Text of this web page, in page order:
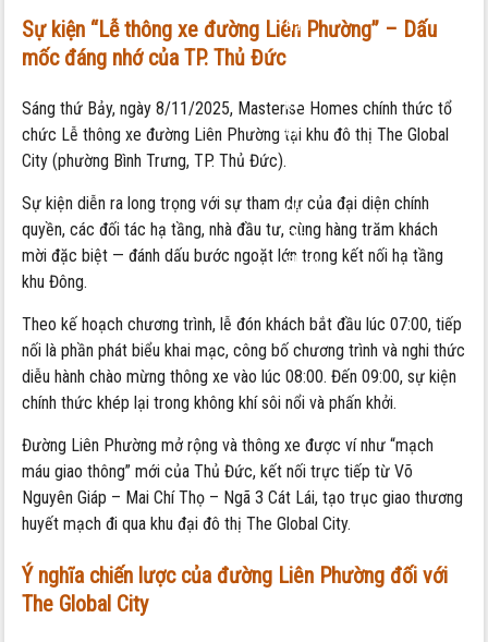
Hạ
Tầng
Ra
Kỷ
Cho
The
Global
Sự kiện “Lễ thông xe đường Liên Phường” – Dấu
mốc đáng nhớ của TP. Thủ Đức
Sáng thứ Bảy, ngày 8/11/2025, Masterise Homes chính thức tổ
chức Lễ thông xe đường Liên Phường tại khu đô thị The Global
City (phường Bình Trưng, TP. Thủ Đức).
Sự kiện diễn ra long trọng với sự tham dự của đại diện chính
quyền, các đối tác hạ tầng, nhà đầu tư, cùng hàng trăm khách
mời đặc biệt — đánh dấu bước ngoặt lớn trong kết nối hạ tầng
khu Đông.
Theo kế hoạch chương trình, lễ đón khách bắt đầu lúc 07:00, tiếp
nối là phần phát biểu khai mạc, công bố chương trình và nghi thức
diễu hành chào mừng thông xe vào lúc 08:00. Đến 09:00, sự kiện
chính thức khép lại trong không khí sôi nổi và phấn khởi.
Đường Liên Phường mở rộng và thông xe được ví như “mạch
máu giao thông” mới của Thủ Đức, kết nối trực tiếp từ Võ
Nguyên Giáp – Mai Chí Thọ – Ngã 3 Cát Lái, tạo trục giao thương
huyết mạch đi qua khu đại đô thị The Global City.
Ý nghĩa chiến lược của đường Liên Phường đối với
The Global City